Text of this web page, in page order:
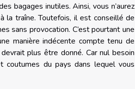
bagages inutiles. Ainsi, vous n’aurez
la traîne. Toutefois, il est conseillé de
sans provocation. C’est pourtant une
manière indécente compte tenu de
plus être donné. Car nul besoin
coutumes du pays dans lequel vous